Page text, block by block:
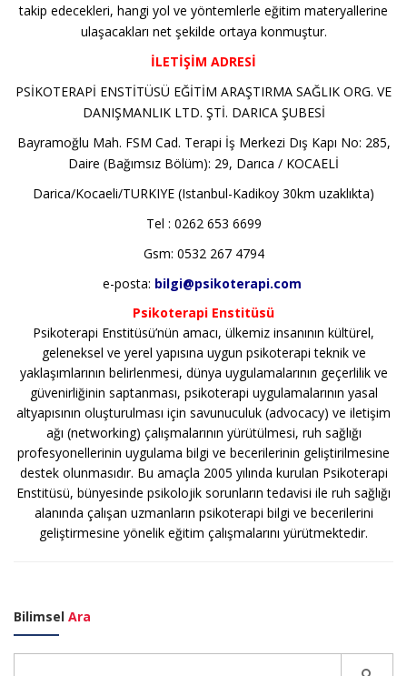
takip edecekleri, hangi yol ve yöntemlerle eğitim materyallerine
ulaşacakları net şekilde ortaya konmuştur.
İLETİŞİM ADRESİ
PSİKOTERAPİ ENSTİTÜSÜ EĞİTİM ARAŞTIRMA SAĞLIK ORG. VE
DANIŞMANLIK LTD. ŞTİ. DARICA ŞUBESİ
Bayramoğlu Mah. FSM Cad. Terapi İş Merkezi Dış Kapı No: 285,
Daire (Bağımsız Bölüm): 29, Darıca / KOCAELİ
Darica/Kocaeli/TURKIYE (Istanbul-Kadikoy 30km uzaklıkta)
Tel : 0262 653 6699
Gsm: 0532 267 4794
e-posta: bilgi@psikoterapi.com
Psikoterapi Enstitüsü
Psikoterapi Enstitüsü’nün amacı, ülkemiz insanının kültürel,
geleneksel ve yerel yapısına uygun psikoterapi teknik ve
yaklaşımlarının belirlenmesi, dünya uygulamalarının geçerlilik ve
güvenirliğinin saptanması, psikoterapi uygulamalarının yasal
altyapısının oluşturulması için savunuculuk (advocacy) ve iletişim
ağı (networking) çalışmalarının yürütülmesi, ruh sağlığı
profesyonellerinin uygulama bilgi ve becerilerinin geliştirilmesine
destek olunmasıdır. Bu amaçla 2005 yılında kurulan Psikoterapi
Enstitüsü, bünyesinde psikolojik sorunların tedavisi ile ruh sağlığı
alanında çalışan uzmanların psikoterapi bilgi ve becerilerini
geliştirmesine yönelik eğitim çalışmalarını yürütmektedir.
Bilimsel Ara